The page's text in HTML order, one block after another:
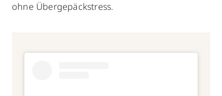
ohne Übergepäckstress.